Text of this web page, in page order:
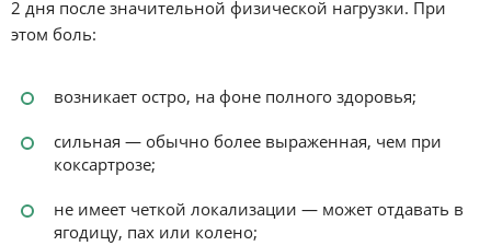
2 дня после значительной физической нагрузки. При
этом боль:
возникает остро, на фоне полного здоровья;
сильная — обычно более выраженная, чем при
коксартрозе;
не имеет четкой локализации — может отдавать в
ягодицу, пах или колено;